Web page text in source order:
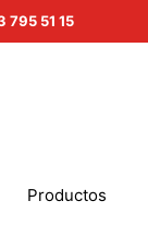
795 51 15
Productos